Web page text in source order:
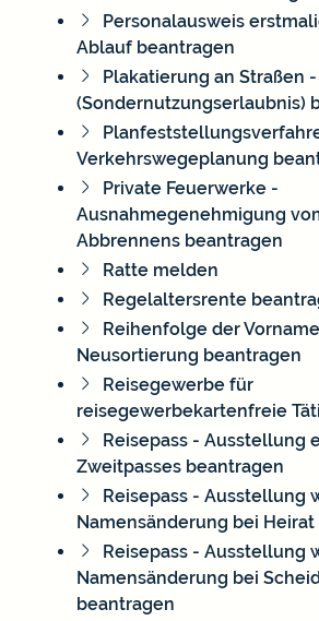
Personalausweis
Ablauf beantragen
Plakatierung an Straßen
(Sondernutzungserlaubnis)
Verkehrswegeplanung
Private Feuerwerke -
Ausnahmegenehmigung
Abbrennens beantragen
Ratte melden
Regelaltersrente
Reihenfolge der
Neusortierung beantragen
Reisegewerbe für
reisegewerbekartenfreie
Reisepass - Ausstellung
Zweitpasses beantragen
Reisepass - Ausstellung
Namensänderung bei
Reisepass - Ausstellung
Namensänderung bei
beantragen